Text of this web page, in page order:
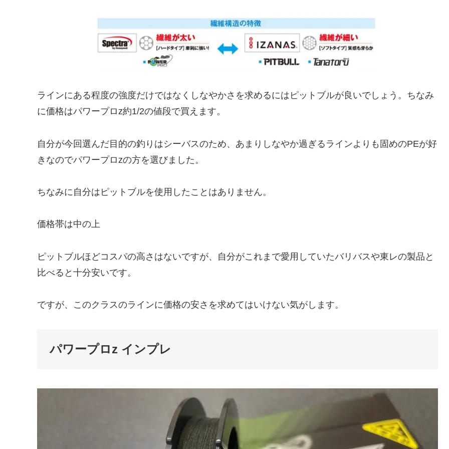
ラインにある程度の強度だけではなくしなやかさを求めるにはピットブルが良いでしょう。ちなみ
に価格はパワープロz約1/2の値段で買えます。
自分が今回選んだ目的の釣りはシーバスのため、あまりしなやか過ぎるラインよりも固めのPEが好
きなのでパワープロzの方を選びました。
ちなみに自分はピットブルを使用したことはありません。
価格帯は中の上
ピットブルほどコスパの高さはないですが、自分がこれまで愛用していたバリバスや東レの製品と
比べると十分安いです。
ですが、このクラスのラインに価格の安さを求めてはいけない気がします。
パワープロz インプレ